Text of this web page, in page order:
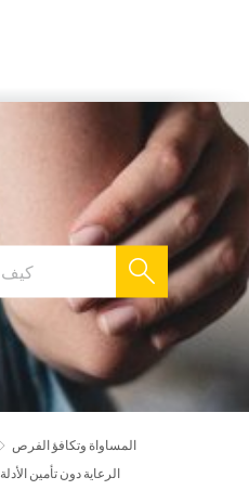
deutsch
المساواة وتكافؤ الفرص
الرعاية دون تأمين الأدلة